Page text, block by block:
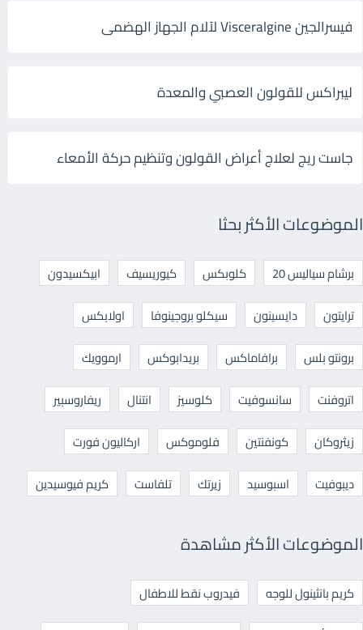
فيسرالجين Visceralgine لآلام الجهاز الهضمى
ليبراكس للقولون العصبي والمعدة
جاست ريج لعلاج أعراض القولون وتنظيم حركة الأمعاء
الموضوعات الأكثر بحثا
برشام سياليس 20 كلوبكس كيوريسيف
ابيكسيدون
ترايتون
دايسينون سيكلو بروجينوفا
اولابكس
برونتو بلس
برافاماكس بريدابوكس
ارموويك
اتروفنت
سانسوفيت كلوسيز انتنال
ريفاروسبير
زيثروكان
كونفنتين فلوموكس
اركاليون فورت
ديبوفيت
اسبوسيد زيرتك تلفاست كريم فيوسيدين
الموضوعات الأكثر مشاهدة
كريم بانثينول للوجه
فيدروب نقط للاطفال